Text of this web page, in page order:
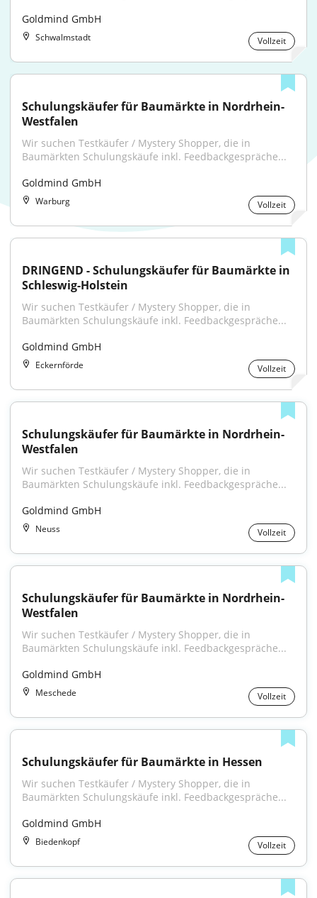
Goldmind GmbH
Schwalmstadt Vollzeit
Schulungskäufer für Baumärkte in Nordrhein-
Westfalen
Wir suchen Testkäufer / Mystery Shopper, die in
Baumärkten Schulungskäufe inkl. Feedbackgespräche...
Goldmind GmbH
Warburg Vollzeit
DRINGEND - Schulungskäufer für Baumärkte in
Schleswig-Holstein
Wir suchen Testkäufer / Mystery Shopper, die in
Baumärkten Schulungskäufe inkl. Feedbackgespräche...
Goldmind GmbH
Eckernförde Vollzeit
Schulungskäufer für Baumärkte in Nordrhein-
Westfalen
Wir suchen Testkäufer / Mystery Shopper, die in
Baumärkten Schulungskäufe inkl. Feedbackgespräche...
Goldmind GmbH
Neuss Vollzeit
Schulungskäufer für Baumärkte in Nordrhein-
Westfalen
Wir suchen Testkäufer / Mystery Shopper, die in
Baumärkten Schulungskäufe inkl. Feedbackgespräche...
Goldmind GmbH
Meschede Vollzeit
Schulungskäufer für Baumärkte in Hessen
Wir suchen Testkäufer / Mystery Shopper, die in
Baumärkten Schulungskäufe inkl. Feedbackgespräche...
Goldmind GmbH
Biedenkopf Vollzeit